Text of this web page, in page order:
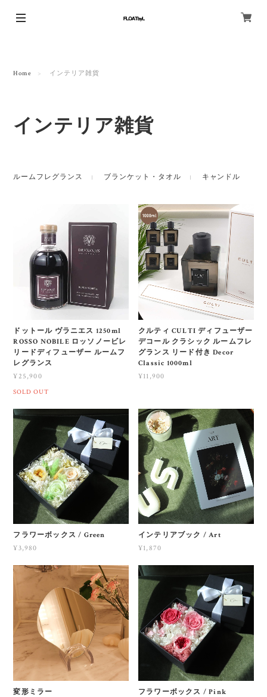
Home インテリア雑貨
インテリア雑貨
ルームフレグランス ブランケット・タオル キャンドル
ドットール ヴラニエス 1250ml
ROSSO NOBILE ロッソノービレ
リードディフューザー ルームフ
レグランス
¥25,900
SOLD OUT
クルティ CULTI ディフューザー
デコール クラシック ルームフレ
グランス リード付き Decor
Classic 1000ml
¥11,900
フラワーボックス / Green
¥3,980
インテリアブック / Art
¥1,870
変形ミラー
フラワーボックス / Pink